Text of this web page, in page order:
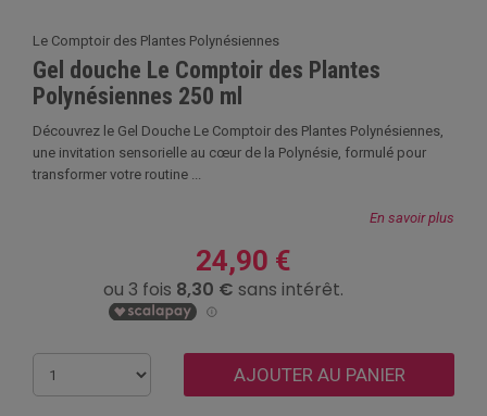
Le Comptoir des Plantes Polynésiennes
Gel douche Le Comptoir des Plantes
Polynésiennes 250 ml
Découvrez le Gel Douche Le Comptoir des Plantes Polynésiennes,
une invitation sensorielle au cœur de la Polynésie, formulé pour
transformer votre routine ...
En savoir plus
24,90 €
AJOUTER AU PANIER